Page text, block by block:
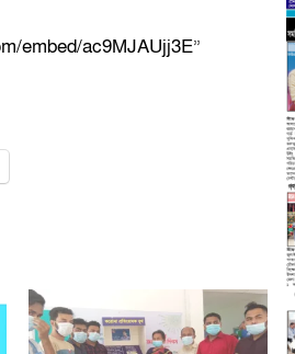
embed/ac9MJAUjj3E”